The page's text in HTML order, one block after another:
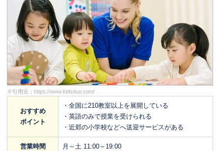
※引用元： https://www.kidsduo.com/
おすすめ
ポイント
・全国に210教室以上を展開している
・英語のみで授業を受けられる
・近郊の小学校などへ送迎サービスがある
営業時間
月～土 11:00～19:00